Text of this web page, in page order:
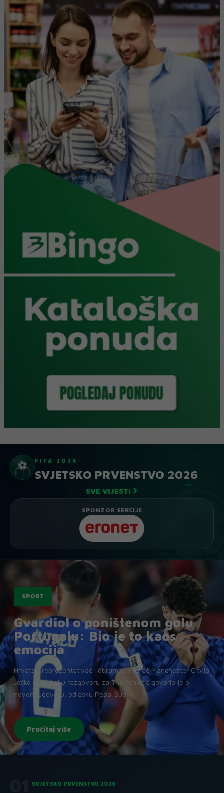
⚽
FIFA 2026
SVJETSKO PRVENSTVO 2026
SPONZOR SEKCIJE
SVE VIJESTI ›
SPORT
Gvardiol o poništenom golu
Portugalu: Bio je to kaos
emocija
Hrvatski reprezentativac i obrambeni igrač Manchester Cityja
Joško Gvardiol u razgovoru za The Athletic govorio je o
novom ugovoru, odlasku Pepa Gua
Pročitaj više
SVJETSKO PRVENSTVO 2026